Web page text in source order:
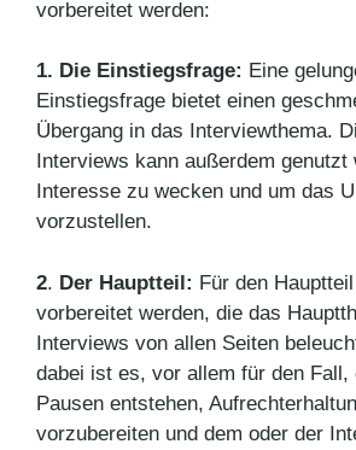
vorbereitet werden:
1. Die Einstiegsfrage: Eine
Einstiegsfrage bietet einen
Übergang in das Interviewthema.
Interviews kann außerdem genutzt
Interesse zu wecken und um das
vorzustellen.
2. Der Hauptteil: Für den
vorbereitet werden, die das
Interviews von allen Seiten
dabei ist es, vor allem für den Fall,
Pausen entstehen,
vorzubereiten und dem oder der